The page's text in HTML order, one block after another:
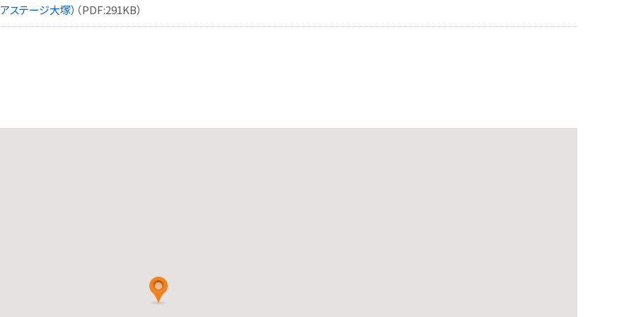
ステージ大塚） （PDF:291KB）